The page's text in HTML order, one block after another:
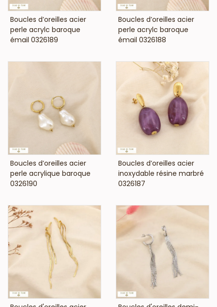
VOIR LE PRIX
Boucles d’oreilles acier
perle acrylc baroque
émail 0326189
VOIR LE PRIX
Boucles d’oreilles acier
perle acrylc baroque
émail 0326188
VOIR LE PRIX
Boucles d’oreilles acier
perle acrylique baroque
0326190
VOIR LE PRIX
Boucles d’oreilles acier
inoxydable résine marbré
0326187